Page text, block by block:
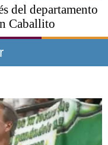
del departamento
Caballito